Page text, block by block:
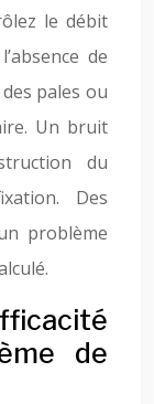
le débit
de
pales ou
Un bruit
du
Des
problème
de